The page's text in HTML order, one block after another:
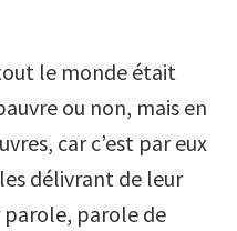
le monde était
ou non, mais en
car c’est par eux
délivrant de leur
parole de